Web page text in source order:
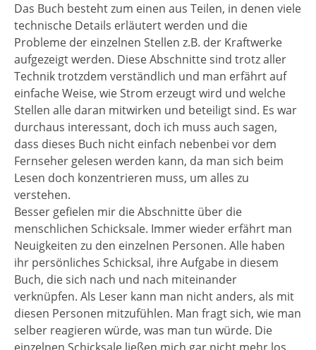
Das Buch besteht zum einen aus Teilen, in denen viele
technische Details erläutert werden und die
Probleme der einzelnen Stellen z.B. der Kraftwerke
aufgezeigt werden. Diese Abschnitte sind trotz aller
Technik trotzdem verständlich und man erfährt auf
einfache Weise, wie Strom erzeugt wird und welche
Stellen alle daran mitwirken und beteiligt sind. Es war
durchaus interessant, doch ich muss auch sagen,
dass dieses Buch nicht einfach nebenbei vor dem
Fernseher gelesen werden kann, da man sich beim
Lesen doch konzentrieren muss, um alles zu
verstehen.
Besser gefielen mir die Abschnitte über die
menschlichen Schicksale. Immer wieder erfährt man
Neuigkeiten zu den einzelnen Personen. Alle haben
ihr persönliches Schicksal, ihre Aufgabe in diesem
Buch, die sich nach und nach miteinander
verknüpfen. Als Leser kann man nicht anders, als mit
diesen Personen mitzufühlen. Man fragt sich, wie man
selber reagieren würde, was man tun würde. Die